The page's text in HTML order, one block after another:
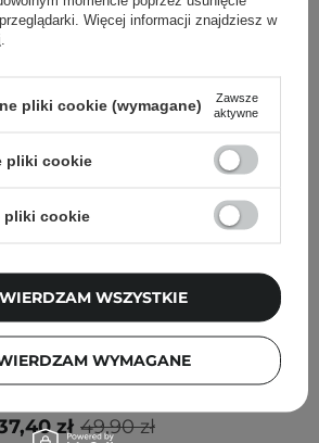
Hyaluronics Serum - Intensywnie
z Kwasem Hialuronowym - 30ml
49,90 zł
zł
Więcej informacji znajdziesz w
pliki cookie (wymagane)
Zawsze
aktywne
pliki cookie
pliki cookie
WYMAGANE
WSZYSTKIE